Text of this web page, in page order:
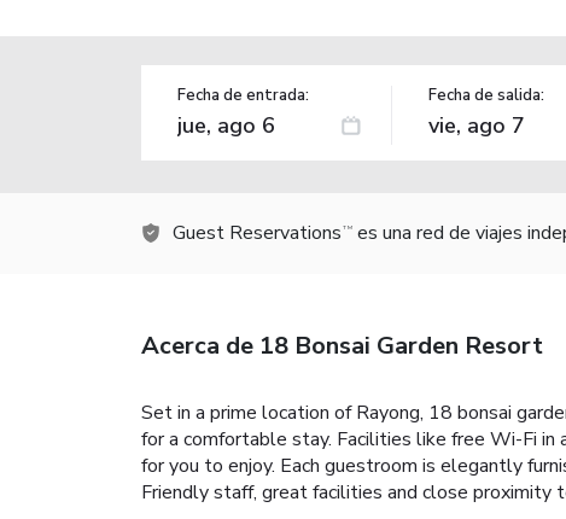
Fecha de entrada: Fecha de salida:
Guest Reservations TM es una red de viajes
Acerca de 18 Bonsai Garden Resort
Set in a prime location of Rayong, 18 bonsai
for a comfortable stay. Facilities like free Wi-Fi in
for you to enjoy. Each guestroom is elegantly
Friendly staff, great facilities and close